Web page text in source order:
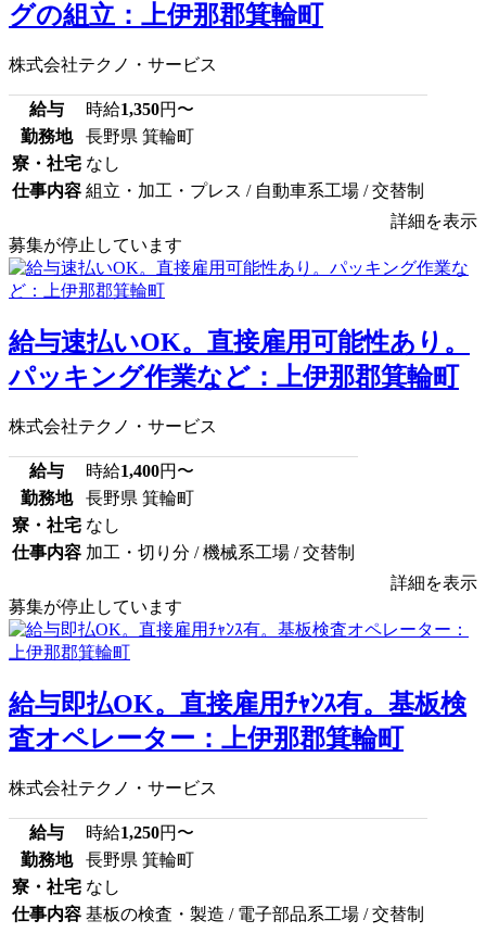
グの組立：上伊那郡箕輪町
株式会社テクノ・サービス
給与 時給1,350円〜
勤務地
長野県 箕輪町
寮・社宅 なし
仕事内容 組立・加工・プレス / 自動車系工場 / 交替制
詳細を表示
募集が停止しています
給与速払いOK。直接雇用可能性あり。
パッキング作業など：上伊那郡箕輪町
株式会社テクノ・サービス
給与 時給1,400円〜
勤務地
長野県 箕輪町
寮・社宅 なし
仕事内容 加工・切り分 / 機械系工場 / 交替制
詳細を表示
募集が停止しています
給与即払OK。直接雇用ﾁｬﾝｽ有。基板検
査オペレーター：上伊那郡箕輪町
株式会社テクノ・サービス
給与 時給1,250円〜
勤務地
長野県 箕輪町
寮・社宅 なし
仕事内容 基板の検査・製造 / 電子部品系工場 / 交替制